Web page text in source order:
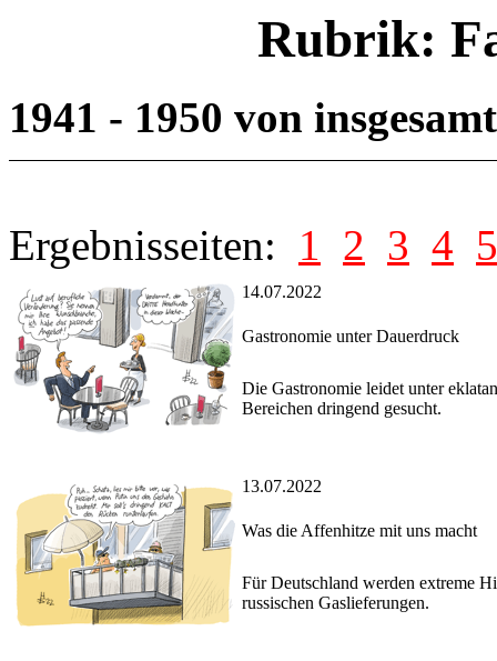
Rubrik:
1941 - 1950 von
Ergebnisseiten: 1 2 3 4 5
14.07.2022
Gastronomie unter Dauerdruck
Die Gastronomie leidet unter
Bereichen dringend gesucht.
13.07.2022
Was die Affenhitze mit uns macht
Für Deutschland werden extreme
russischen Gaslieferungen.